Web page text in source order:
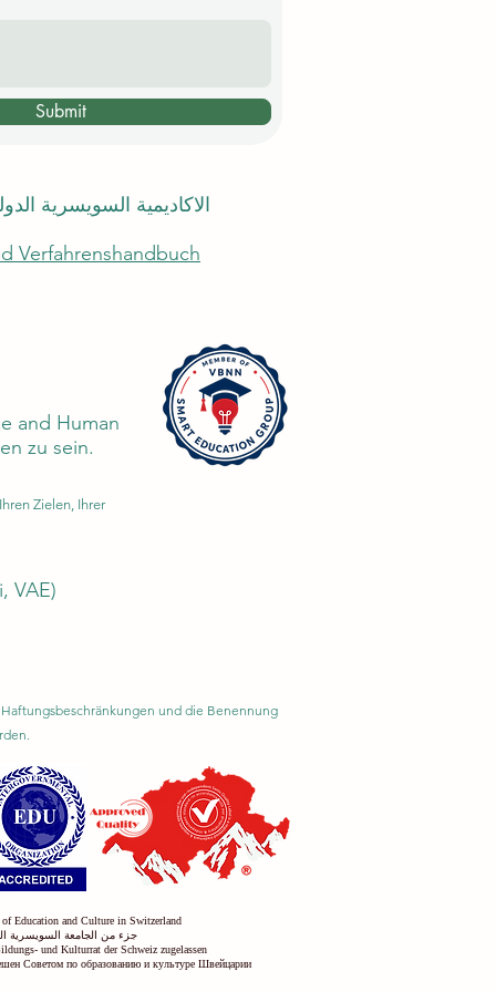
Submit
الاكاديمية السويسرية
Verfahrenshandbuch
and Human
zu sein.
Zielen, Ihrer
VAE)
und die Benennung
Education and Culture in Switzerland
جزء من الجامعة السويسرية
und Kulturrat der Schweiz zugelassen
Советом по образованию и культуре Швейцарии